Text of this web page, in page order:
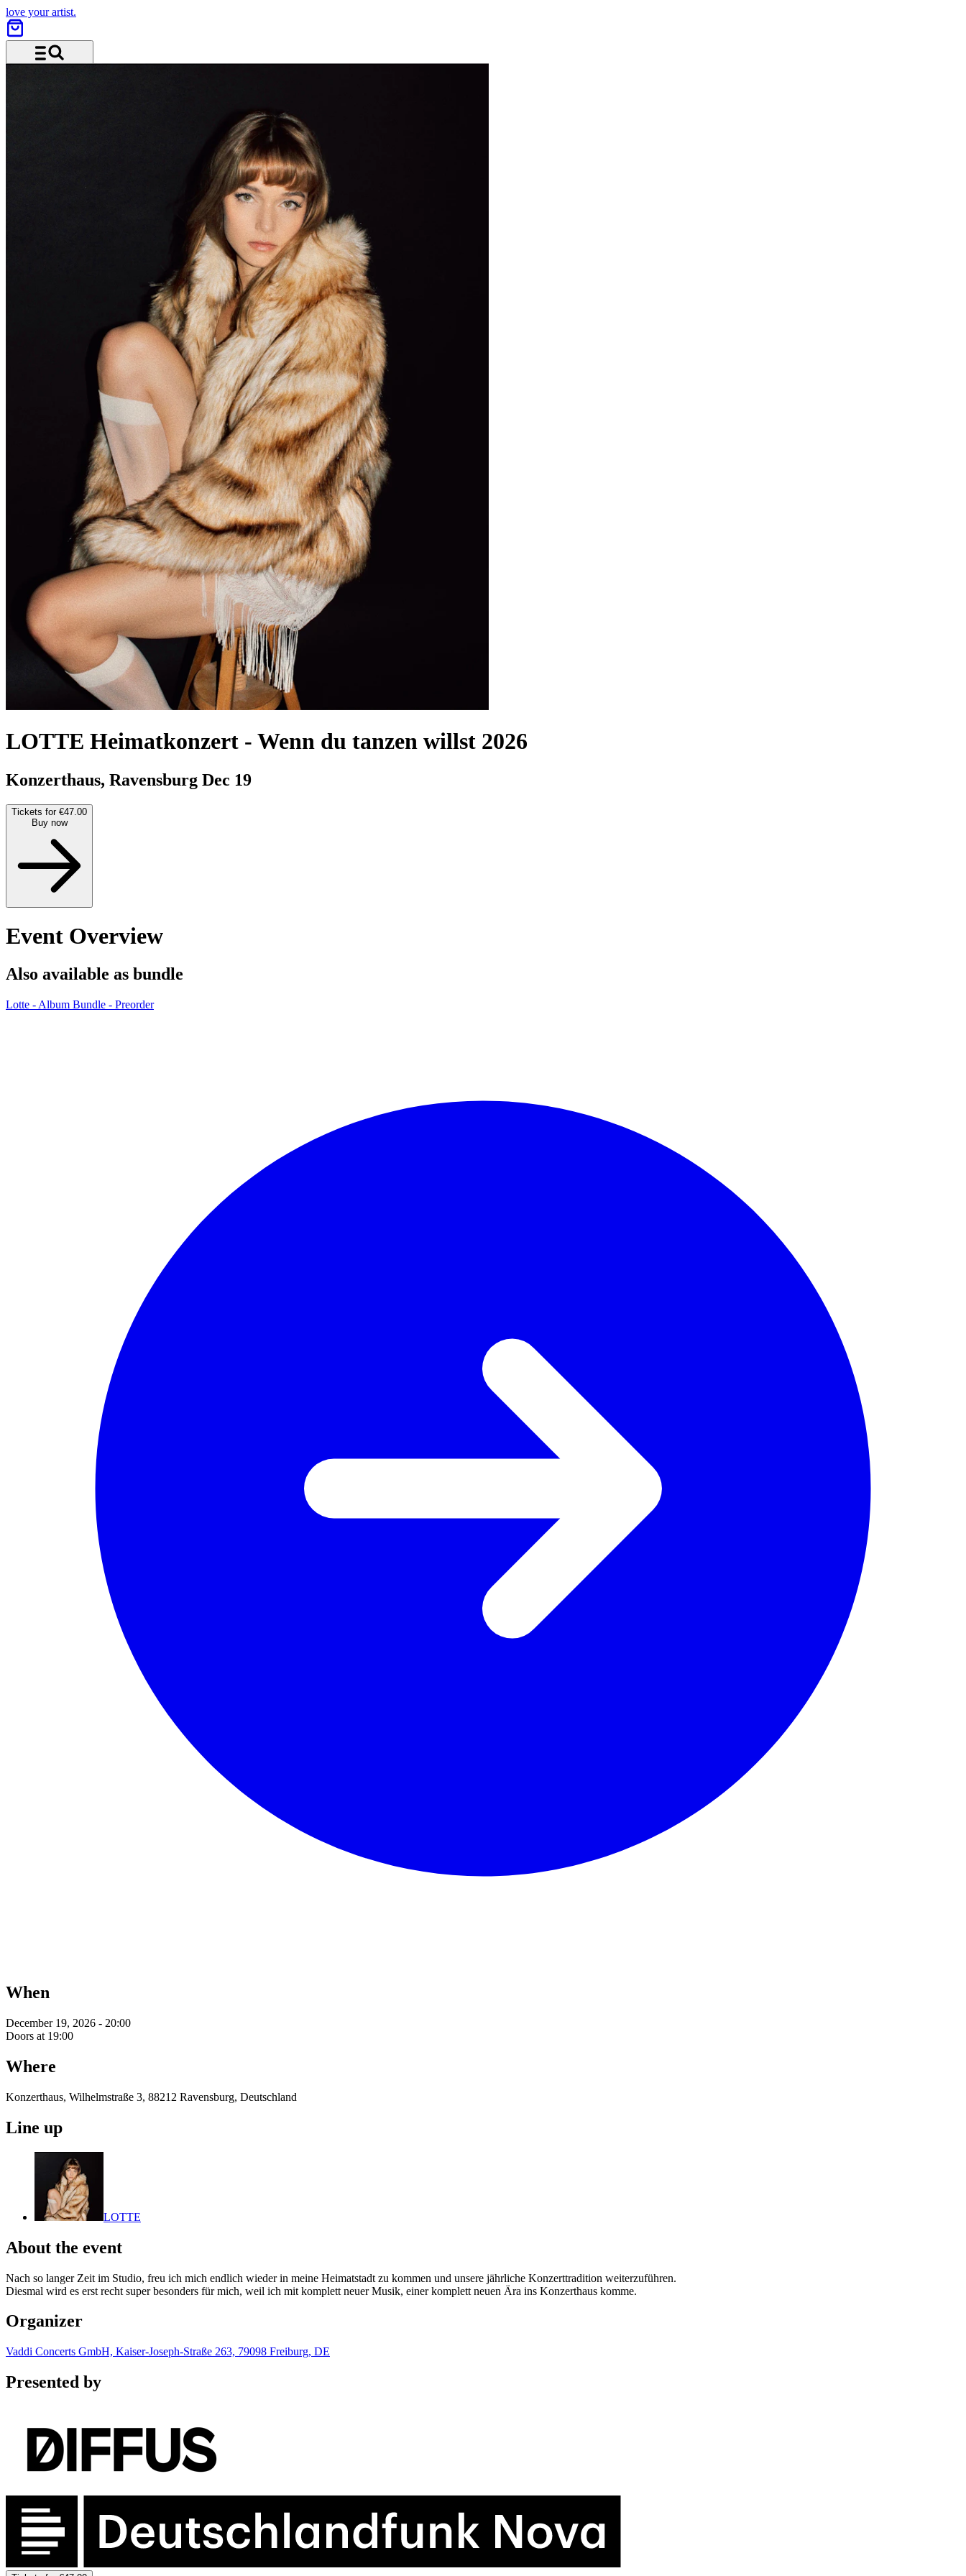
love your artist.
LOTTE Heimatkonzert - Wenn du tanzen willst 2026
Konzerthaus, Ravensburg Dec 19
Tickets for €47.00
Buy now
Event Overview
Also available as bundle
Lotte - Album Bundle - Preorder
When
December 19, 2026 - 20:00
Doors at 19:00
Where
Konzerthaus, Wilhelmstraße 3, 88212 Ravensburg, Deutschland
Line up
LOTTE
About the event
Nach so langer Zeit im Studio, freu ich mich endlich wieder in meine Heimatstadt zu kommen und unsere jährliche Konzerttradition weiterzuführen.
Diesmal wird es erst recht super besonders für mich, weil ich mit komplett neuer Musik, einer komplett neuen Ära ins Konzerthaus komme.
Organizer
Vaddi Concerts GmbH, Kaiser-Joseph-Straße 263, 79098 Freiburg, DE
Presented by